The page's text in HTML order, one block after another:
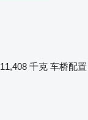
11,408 千克 车桥配置